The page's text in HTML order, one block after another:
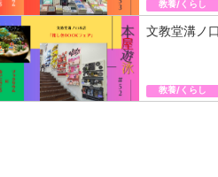
教養/くらし
文教堂溝ノ
教養/くらし